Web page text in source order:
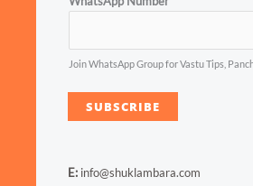
Join WhatsApp Group for Vastu Tips,
SUBSCRIBE
E: info@shuklambara.com